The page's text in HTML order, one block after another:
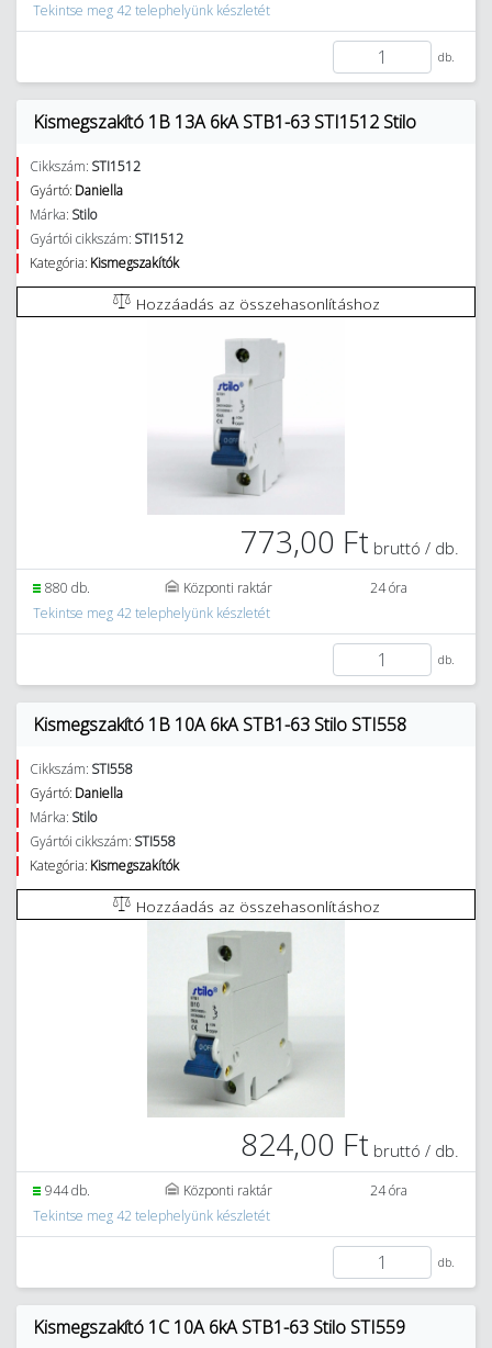
Tekintse meg 42 telephelyünk készletét
db.
Kismegszakító 1B 13A 6kA STB1-63 STI1512 Stilo
Cikkszám: STI1512
Gyártó: Daniella
Márka: Stilo
Gyártói cikkszám: STI1512
Kategória: Kismegszakítók
Hozzáadás az összehasonlításhoz
773,00 Ft bruttó / db.
880 db. Központi raktár
24 óra
Tekintse meg 42 telephelyünk készletét
db.
Kismegszakító 1B 10A 6kA STB1-63 Stilo STI558
Cikkszám: STI558
Gyártó: Daniella
Márka: Stilo
Gyártói cikkszám: STI558
Kategória: Kismegszakítók
Hozzáadás az összehasonlításhoz
824,00 Ft bruttó / db.
944 db. Központi raktár
24 óra
Tekintse meg 42 telephelyünk készletét
db.
Kismegszakító 1C 10A 6kA STB1-63 Stilo STI559